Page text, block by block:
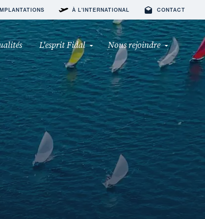
À L'INTERNATIONAL CONTACT
L'esprit Fidal Nous rejoindre